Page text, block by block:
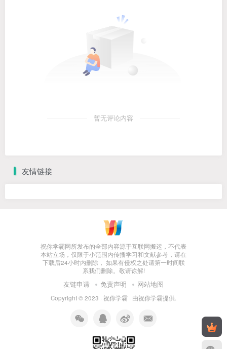
暂无评论内容
友情链接
祝你学霸网所发布的全部内容源于互联网搬运，不代表
本站立场，仅限于小范围内传播学习和文献参考，请在
下载后24小时内删除， 如果有侵权之处请第一时间联
系我们删除。敬请谅解!
友链申请 免责声明 网站地图
Copyright © 2023 · 祝你学霸 · 由祝你学霸提供.